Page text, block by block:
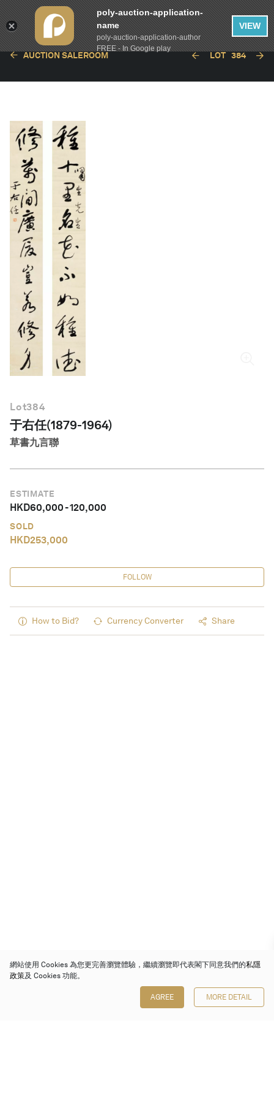
繁體中文
AUCTION SALEROOM LOT 384
Lot384
于右任(1879-1964)
草書九言聯
ESTIMATE
HKD60,000-120,000
SOLD
HKD253,000
FOLLOW
How to Bid? Currency Converter Share
網站使用 Cookies 為您更完善瀏覽體驗，繼續瀏覽即代表閣下同意我們的私隱
政策及 Cookies 功能。
AGREE MORE DETAIL
poly-auction-application-
name
poly-auction-application-author
FREE - In Google play
VIEW